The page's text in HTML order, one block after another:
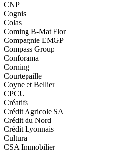
CNP
Cognis
Colas
Coming B-Mat Flor
Compagnie EMGP
Compass Group
Conforama
Corning
Courtepaille
Coyne et Bellier
CPCU
Créatifs
Crédit Agricole SA
Crédit du Nord
Crédit Lyonnais
Cultura
CSA Immobilier